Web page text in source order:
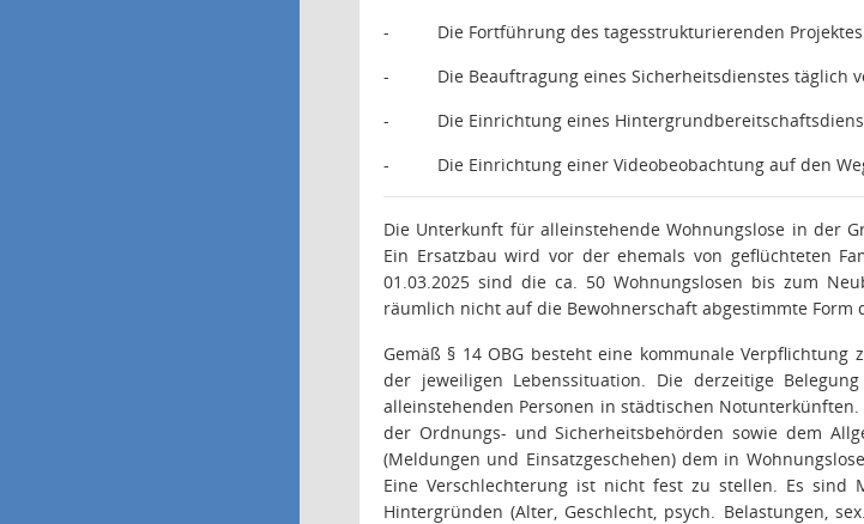
-
Die Fortführung des tagesstrukturierenden
-
Die Beauftragung eines Sicherheitsdienstes täglich
-
Die Einrichtung eines
-
Die Einrichtung einer Videobeobachtung auf den
Die Unterkunft für alleinstehende Wohnungslose in der
Ein Ersatzbau wird vor der ehemals von geflüchteten
01.03.2025 sind die ca. 50 Wohnungslosen bis zum
räumlich nicht auf die Bewohnerschaft abgestimmte
Gemäß § 14 OBG besteht eine kommunale
der jeweiligen Lebenssituation. Die derzeitige
alleinstehenden Personen in städtischen
der Ordnungs- und Sicherheitsbehörden sowie dem
(Meldungen und Einsatzgeschehen) dem in
Eine Verschlechterung ist nicht fest zu stellen. Es sind
Hintergründen (Alter, Geschlecht, psych. Belastungen,